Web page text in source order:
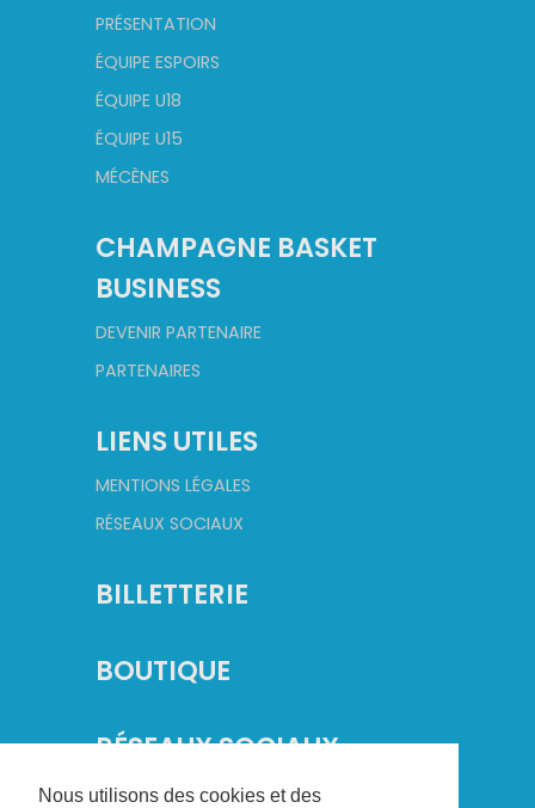
Nous utilisons des cookies et des
PRÉSENTATION
ÉQUIPE ESPOIRS
ÉQUIPE U18
ÉQUIPE U15
MÉCÈNES
CHAMPAGNE BASKET
BUSINESS
DEVENIR PARTENAIRE
PARTENAIRES
LIENS UTILES
MENTIONS LÉGALES
RÉSEAUX SOCIAUX
BILLETTERIE
BOUTIQUE
RÉSEAUX SOCIAUX